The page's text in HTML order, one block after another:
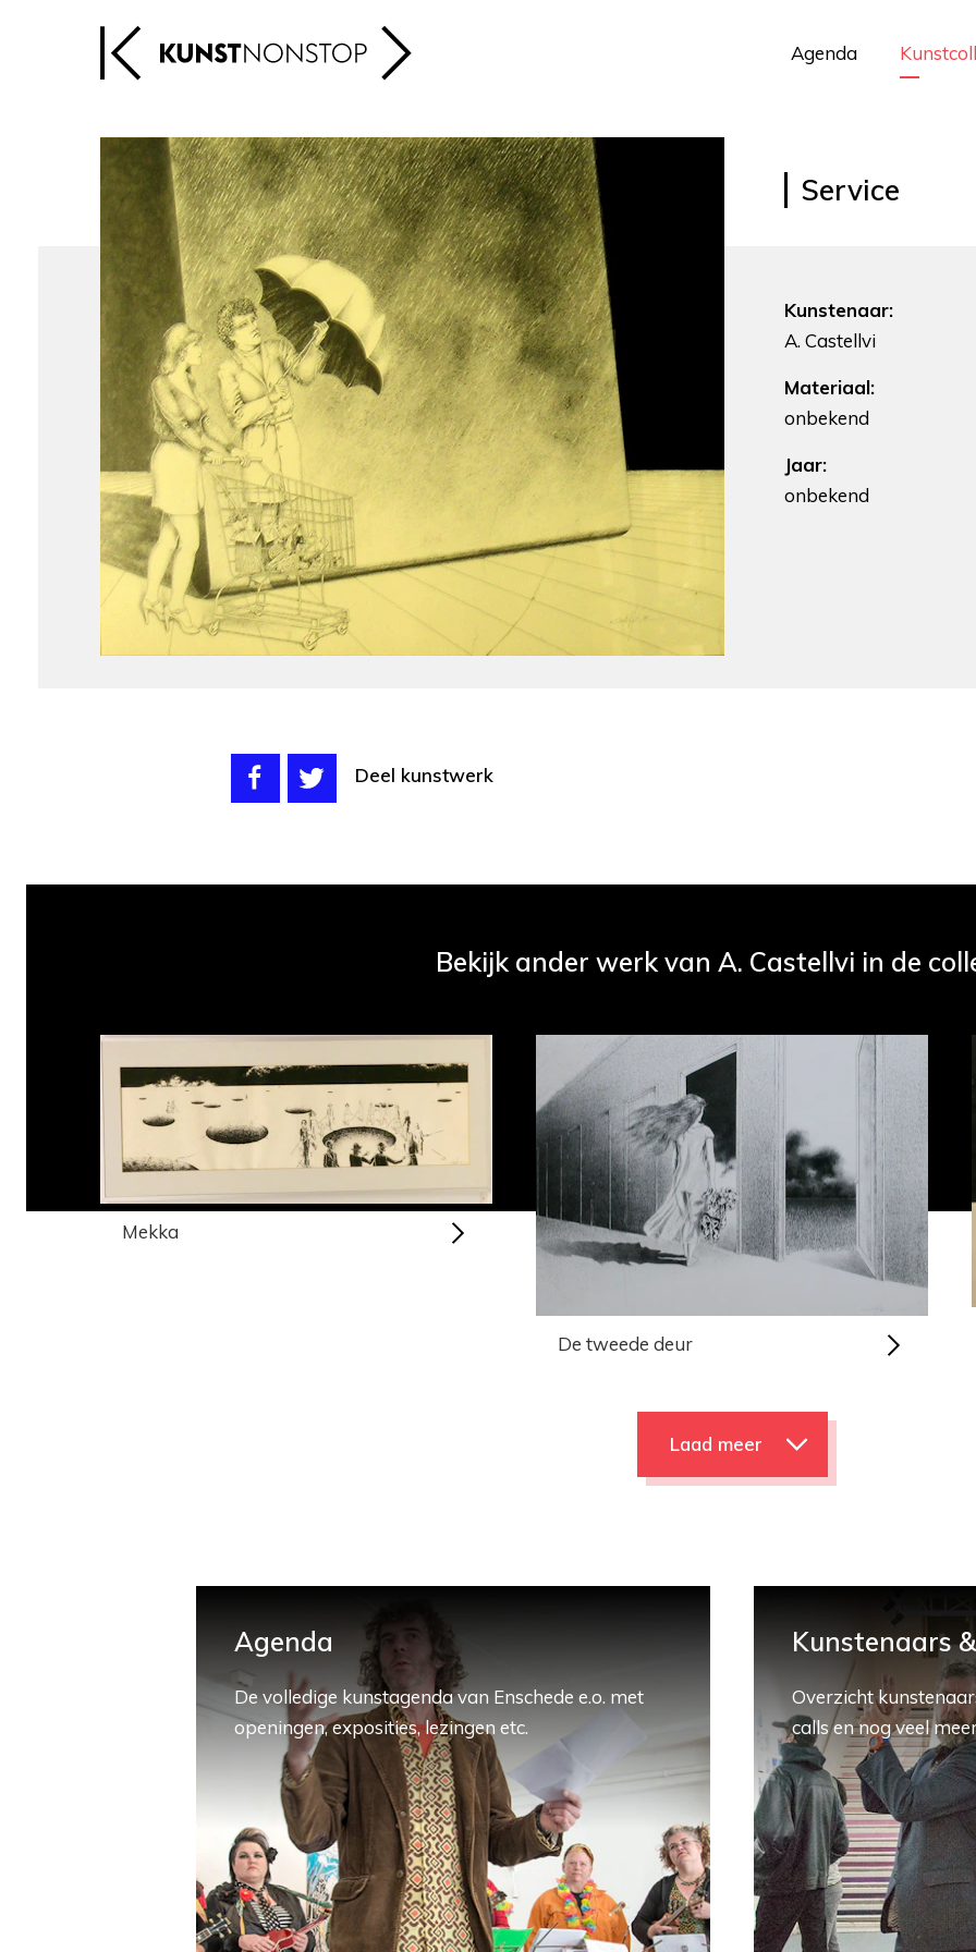
Agenda
Service
Kunstenaar:
A. Castellvi
Materiaal:
onbekend
Jaar:
onbekend
Deel kunstwerk
Bekijk ander werk van A. Castellvi in de
Mekka
De tweede deur
Laad meer
Agenda
De volledige kunstagenda van Enschede e.o. met
openingen, exposities, lezingen etc.
Kunstenaars
Overzicht
calls en nog veel